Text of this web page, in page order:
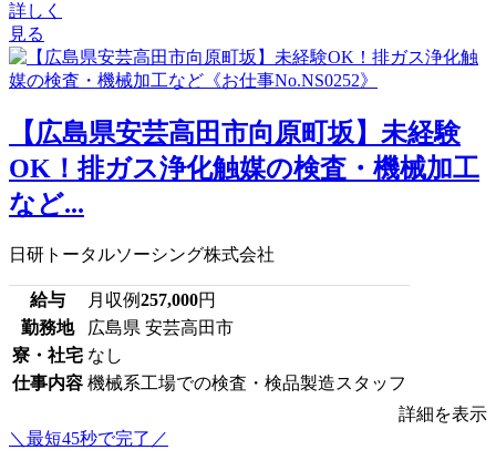
詳しく
見る
【広島県安芸高田市向原町坂】未経験
OK！排ガス浄化触媒の検査・機械加工
など...
日研トータルソーシング株式会社
給与 月収例257,000円
勤務地
広島県 安芸高田市
寮・社宅 なし
仕事内容 機械系工場での検査・検品製造スタッフ
詳細を表示
＼最短45秒で完了／